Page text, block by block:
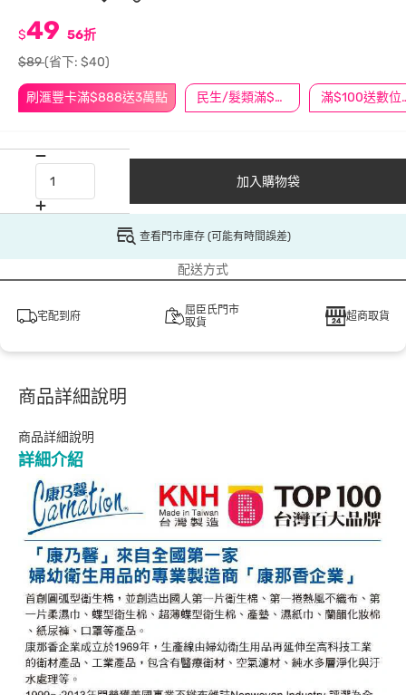
刷滙豐卡滿$888送3萬點 民生/髮類滿$388送舒潔冰巾 滿
$49 56折
$89(省下: $40)
加入購物袋
查看門市庫存 (可能有時間誤差)
配送方式
宅配到府
屈臣氏門市
取貨
超商取貨
商品詳細說明
商品詳細說明
詳細介紹